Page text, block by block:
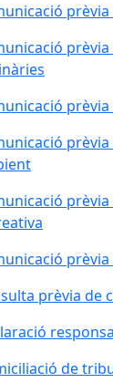
prèvia de
de